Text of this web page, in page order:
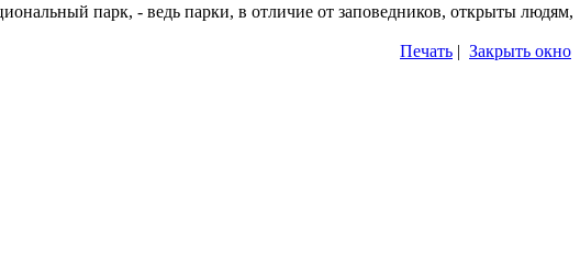
парк, - ведь парки, в отличие от заповедников, открыты людям,
Печать | Закрыть окно